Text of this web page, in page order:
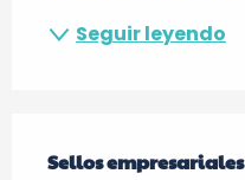
Seguir leyendo
Sellos empresariales
Sellos empresariales